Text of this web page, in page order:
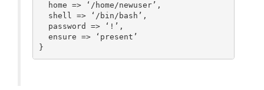
  home => ‘/home/newuser’,
  shell => ‘/bin/bash’,
  password => ‘!’,
  ensure => ‘present’